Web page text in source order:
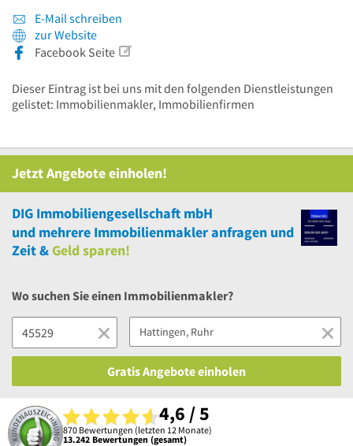
E-Mail schreiben
zur Website
Facebook Seite
Dieser Eintrag ist bei uns mit den folgenden Dienstleistungen
gelistet: Immobilienmakler, Immobilienfirmen
Jetzt Angebote einholen!
DIG Immobiliengesellschaft mbH
und mehrere Immobilienmakler anfragen und
Zeit &Geld sparen!
Wo suchen Sie einen Immobilienmakler?
Gratis Angebote einholen
4,6 / 5
870 Bewertungen (letzten 12 Monate)
13.242 Bewertungen (gesamt)